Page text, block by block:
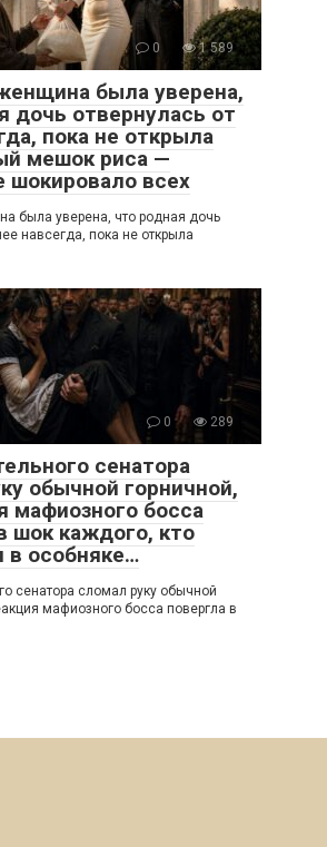
0 1 589
была уверена,
дочь отвернулась от
пока не открыла
мешок риса —
шокировало всех
была уверена, что родная дочь
навсегда, пока не открыла
0 289
сенатора
обычной горничной,
мафиозного босса
шок каждого, кто
в особняке…
сенатора сломал руку обычной
мафиозного босса повергла в